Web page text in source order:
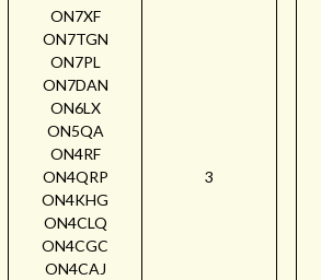
ON7XF
ON7TGN
ON7PL
ON7DAN
ON6LX
ON5QA
ON4RF
ON4QRP
ON4KHG
ON4CLQ
ON4CGC
ON4CAJ
3